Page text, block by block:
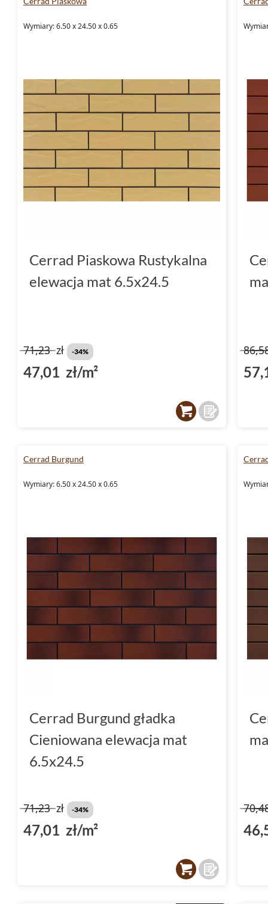
Wymiary: 6.50 x 24.50 x 0.65
Cerrad Piaskowa Rustykalna
elewacja mat 6.5x24.5
71,23zł -34%
47,01 zł/m²
Cerrad Burgund
Wymiary: 6.50 x 24.50 x 0.65
Cerrad Burgund gładka
Cieniowana elewacja mat
6.5x24.5
71,23zł -34%
47,01 zł/m²